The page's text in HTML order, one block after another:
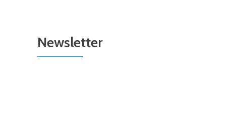
Newsletter